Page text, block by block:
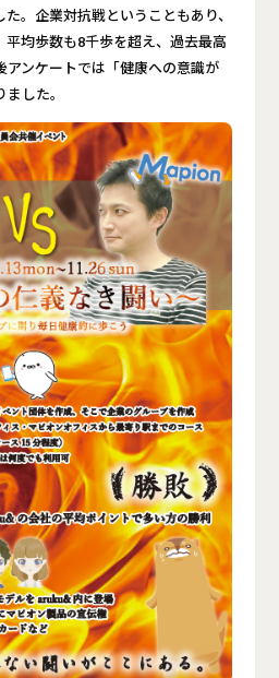
。企業対抗戦ということもあり、
平均歩数も8千歩を超え、過去最高
アンケートでは「健康への意識が
した。